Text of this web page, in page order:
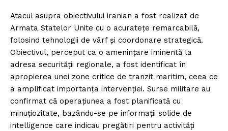
Atacul asupra obiectivului iranian a fost realizat de
Armata Statelor Unite cu o acuratețe remarcabilă,
folosind tehnologii de vârf și coordonare strategică.
Obiectivul, perceput ca o amenințare iminentă la
adresa securității regionale, a fost identificat în
apropierea unei zone critice de tranzit maritim, ceea ce
a amplificat importanța intervenției. Surse militare au
confirmat că operațiunea a fost planificată cu
minuțiozitate, bazându-se pe informații solide de
intelligence care indicau pregătiri pentru activități